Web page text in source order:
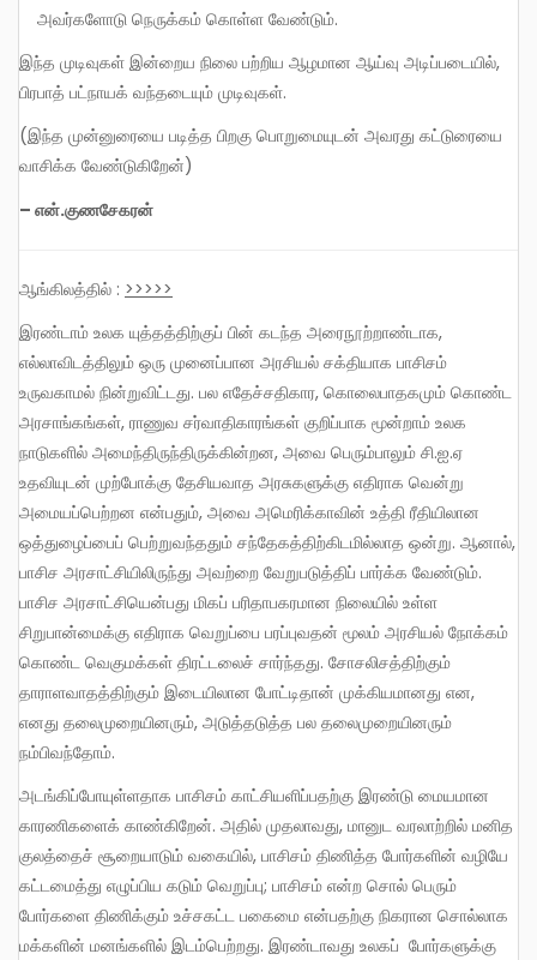
அவர்களோடு நெருக்கம் கொள்ள வேண்டும்.
இந்த முடிவுகள் இன்றைய நிலை பற்றிய ஆழமான ஆய்வு அடிப்படையில்,
பிரபாத் பட்நாயக் வந்தடையும் முடிவுகள்.
(இந்த முன்னுரையை படித்த பிறகு பொறுமையுடன் அவரது கட்டுரையை
வாசிக்க வேண்டுகிறேன்)
– என்.குணசேகரன்
ஆங்கிலத்தில் : >>>>>
இரண்டாம் உலக யுத்தத்திற்குப் பின் கடந்த அரைநூற்றாண்டாக,
எல்லாவிடத்திலும் ஒரு முனைப்பான அரசியல் சக்தியாக பாசிசம்
உருவகாமல் நின்றுவிட்டது. பல எதேச்சதிகார, கொலைபாதகமும் கொண்ட
அரசாங்கங்கள், ராணுவ சர்வாதிகாரங்கள் குறிப்பாக மூன்றாம் உலக
நாடுகளில் அமைந்திருந்திருக்கின்றன, அவை பெரும்பாலும் சி.ஐ.ஏ
உதவியுடன் முற்போக்கு தேசியவாத அரசுகளுக்கு எதிராக வென்று
அமையப்பெற்றன என்பதும், அவை அமெரிக்காவின் உத்தி ரீதியிலான
ஒத்துழைப்பைப் பெற்றுவந்ததும் சந்தேகத்திற்கிடமில்லாத ஒன்று. ஆனால்,
பாசிச அரசாட்சியிலிருந்து அவற்றை வேறுபடுத்திப் பார்க்க வேண்டும்.
பாசிச அரசாட்சியென்பது மிகப் பரிதாபகரமான நிலையில் உள்ள
சிறுபான்மைக்கு எதிராக வெறுப்பை பரப்புவதன் மூலம் அரசியல் நோக்கம்
கொண்ட வெகுமக்கள் திரட்டலைச் சார்ந்தது. சோசலிசத்திற்கும்
தாராளவாதத்திற்கும் இடையிலான போட்டிதான் முக்கியமானது என,
எனது தலைமுறையினரும், அடுத்தடுத்த பல தலைமுறையினரும்
நம்பிவந்தோம்.
அடங்கிப்போயுள்ளதாக பாசிசம் காட்சியளிப்பதற்கு இரண்டு மையமான
காரணிகளைக் காண்கிறேன். அதில் முதலாவது, மானுட வரலாற்றில் மனித
குலத்தைச் சூறையாடும் வகையில், பாசிசம் திணித்த போர்களின் வழியே
கட்டமைத்து எழுப்பிய கடும் வெறுப்பு; பாசிசம் என்ற சொல் பெரும்
போர்களை திணிக்கும் உச்சகட்ட பகைமை என்பதற்கு நிகரான சொல்லாக
மக்களின் மனங்களில் இடம்பெற்றது. இரண்டாவது உலகப் போர்களுக்கு